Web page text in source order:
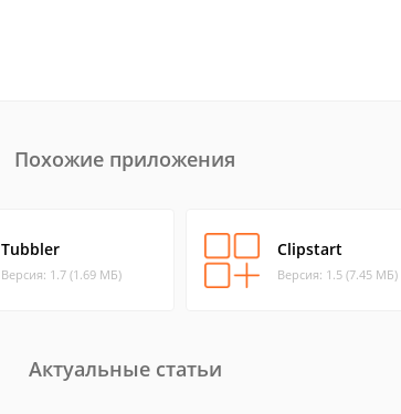
Похожие приложения
Tubbler
Версия: 1.7 (1.69 МБ)
Clipstart
Версия: 1.5 (7.45 МБ)
Актуальные статьи